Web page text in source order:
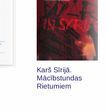
Karš Sīrijā.
Mācībstundas
Rietumiem